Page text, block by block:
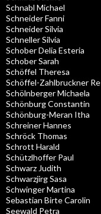
Schnabl Michael
Schneider Fanni
Schneider Silvia
Schneller Silvia
Schober Delia Esteria
Schober Sarah
Schöffel Theresa
Schöffel-Zahlbruckner
Schölnberger Michaela
Schönburg Constantin
Schönburg-Meran Itha
Schreiner Hannes
Schröck Thomas
Schrott Harald
Schützlhoffer Paul
Schwarz Judith
Schwarzjirg Sasa
Schwinger Martina
Sebastian Birte Carolin
Seewald Petra